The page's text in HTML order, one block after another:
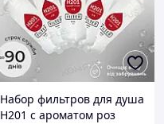
Набор фильтров для душа
H201 с ароматом роз